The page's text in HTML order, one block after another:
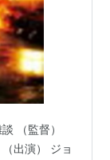
（監督）
出演） ジョ